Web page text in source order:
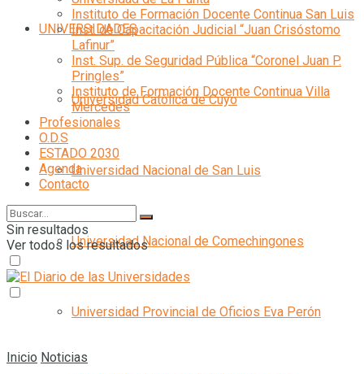
UNIVERSIDADES
Universidad Católica de Cuyo
Universidad Nacional de San Luis
Universidad Nacional de Comechingones
Universidad Provincial de Oficios Eva Perón
Instituto de Formación Docente Continua San Luis
Inst. de Capacitación Judicial “Juan Crisóstomo
Lafinur”
Inst. Sup. de Seguridad Pública “Coronel Juan P.
Pringles”
Instituto de Formación Docente Continua Villa
Mercedes
Profesionales
O.D.S
ESTADO 2030
Agenda
Contacto
Sin resultados
Ver todos los resultados
Inicio Noticias